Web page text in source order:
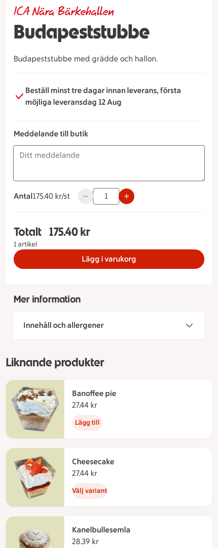
Budapeststubbe
ICA Nära Bärkehallen
Budapeststubbe med grädde och hallon.
Beställ minst tre dagar innan leverans, första
möjliga leveransdag 12 Aug
Meddelande till butik
Antal
175.40 kronor styck
175.40 kr/st Använd knapparna för att minska
Totalt
1 artikel
Totalt 1 stycken Budapeststubbe, 175.40 kronor
175.40 kr
Lägg i varukorg
Mer information
Innehåll och allergener
Liknande produkter
Banoffee pie
27.44 kr
Lägg till
Cheesecake
27.44 kr
Välj variant
Kanelbullesemla
28.39 kr